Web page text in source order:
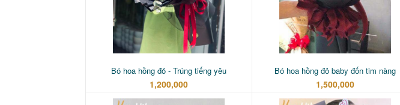
Bó hoa hồng đỏ - Trúng tiếng yêu
1,200,000
Bó hoa hồng đỏ baby đốn tim nàng
1,500,000